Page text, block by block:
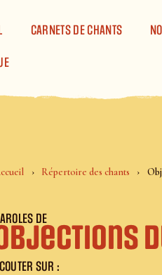
CARNETS DE CHANTS
Répertoire des chants
DE
SUR :